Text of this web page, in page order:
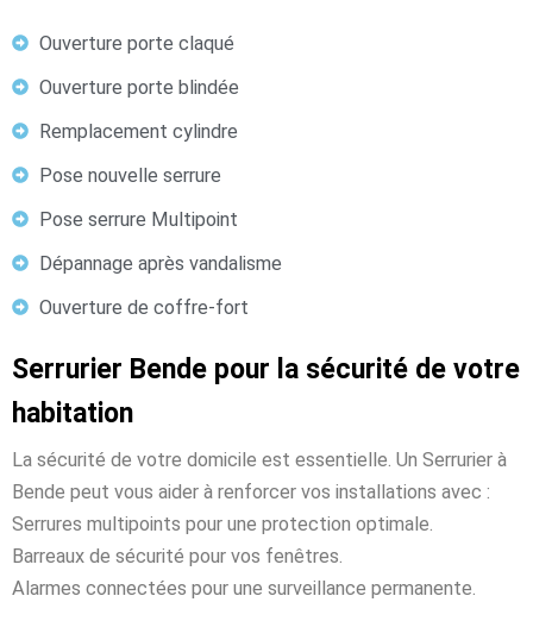
Ouverture porte claqué
Ouverture porte blindée
Remplacement cylindre
Pose nouvelle serrure
Pose serrure Multipoint
Dépannage après vandalisme
Ouverture de coffre-fort
Serrurier Bende pour la sécurité de votre
habitation
La sécurité de votre domicile est essentielle. Un Serrurier à
Bende peut vous aider à renforcer vos installations avec :
Serrures multipoints pour une protection optimale.
Barreaux de sécurité pour vos fenêtres.
Alarmes connectées pour une surveillance permanente.